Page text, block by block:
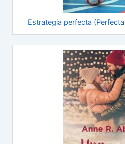
Estrategia perfecta